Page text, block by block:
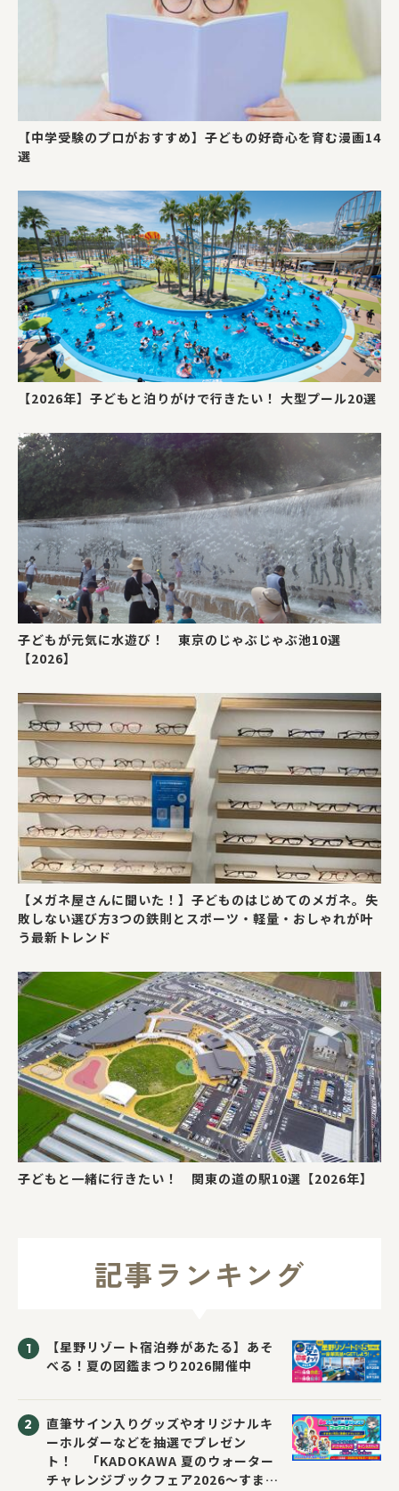
【中学受験のプロがおすすめ】子どもの好奇心を育む漫画14
選
【2026年】子どもと泊りがけで行きたい！ 大型プール20選
子どもが元気に水遊び！ 東京のじゃぶじゃぶ池10選
【2026】
【メガネ屋さんに聞いた！】子どものはじめてのメガネ。失
敗しない選び方3つの鉄則とスポーツ・軽量・おしゃれが叶
う最新トレンド
子どもと一緒に行きたい！ 関東の道の駅10選【2026年】
記事ランキング
【星野リゾート宿泊券があたる】あそ
べる！夏の図鑑まつり2026開催中
直筆サイン入りグッズやオリジナルキ
ーホルダーなどを抽選でプレゼン
ト！ 「KADOKAWA 夏のウォーター
チャレンジブックフェア2026～すまな